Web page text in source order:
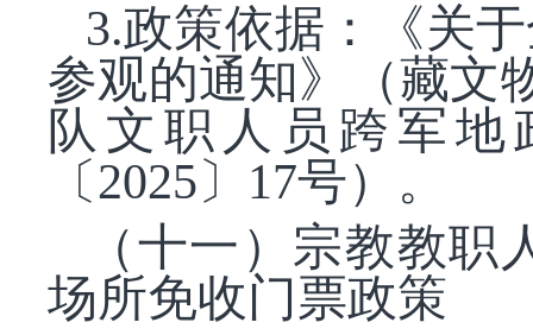
3.政策依据：《关
参观的通知》（藏文
队文职人员跨军
〔2025〕17号）。
（十一）宗教教
场所免收门票政策